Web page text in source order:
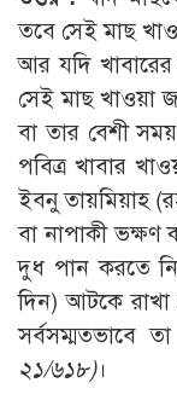
তবে সেই মাছ
আর যদি
সেই মাছ খাওয়া
বা তার বেশী
পবিত্র খাবার
ইবনু তায়মিয়াহ
বা নাপাকী ভক্ষণ
দুধ পান করতে
দিন) আটকে রাখা
সর্বসম্মতভাবে
২১/৬১৮)।